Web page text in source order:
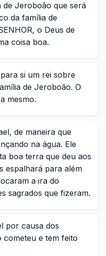
de Jeroboão que será
da família de
o Deus de
coisa boa.
si um rei sobre
de Jeroboão. O
mesmo.
de maneira que
na água. Ele
boa terra que deu aos
espalhará para além
a ira do
sagrados que fizeram.
por causa dos
cometeu e tem feito